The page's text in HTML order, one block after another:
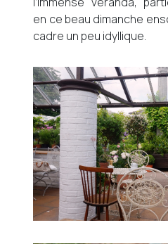
en ce beau dimanche
cadre un peu idyllique.